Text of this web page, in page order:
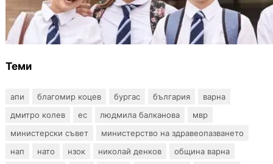
Колко ще струват училищните униформи
във Варна тази година
Теми
апи благомир коцев бургас българия
варна
дмитро колев
ес людмила балканова
мвр
министерски съвет
министерство на здравеопазването
нап
нато нзок николай денков
община варна